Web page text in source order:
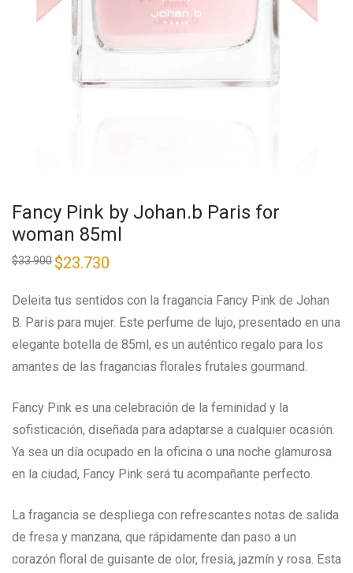
Fancy Pink by Johan.b Paris for
woman 85ml
$33.900 $23.730
Deleita tus sentidos con la fragancia Fancy Pink de Johan
B. Paris para mujer. Este perfume de lujo, presentado en una
elegante botella de 85ml, es un auténtico regalo para los
amantes de las fragancias florales frutales gourmand.
Fancy Pink es una celebración de la feminidad y la
sofisticación, diseñada para adaptarse a cualquier ocasión.
Ya sea un día ocupado en la oficina o una noche glamurosa
en la ciudad, Fancy Pink será tu acompañante perfecto.
La fragancia se despliega con refrescantes notas de salida
de fresa y manzana, que rápidamente dan paso a un
corazón floral de guisante de olor, fresia, jazmín y rosa. Esta